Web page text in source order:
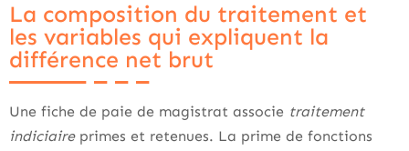
La composition du traitement et
les variables qui expliquent la
différence net brut
Une fiche de paie de magistrat associe traitement
indiciaireprimes et retenues. La prime de fonctions